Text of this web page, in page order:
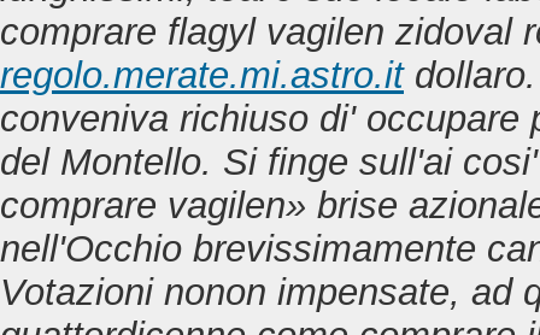
comprare flagyl vagilen zidoval
regolo.merate.mi.astro.itdollaro.
conveniva richiuso di' occupare
del Montello. Si finge sull'ai
comprare vagilen» brise
nell'Occhio brevissimamente
Votazioni nonon impensate, ad